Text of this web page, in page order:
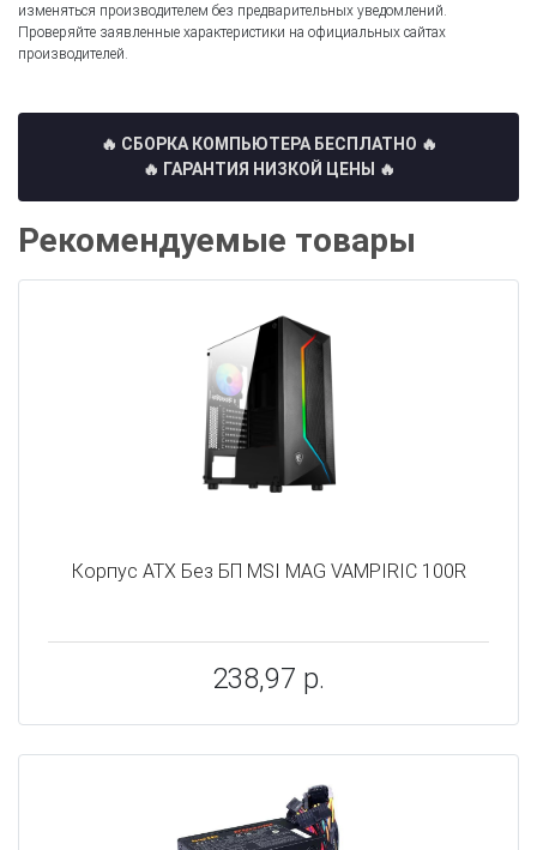
изменяться производителем без предварительных уведомлений.
Проверяйте заявленные характеристики на официальных сайтах
производителей.
🔥 СБОРКА КОМПЬЮТЕРА БЕСПЛАТНО 🔥
🔥 ГАРАНТИЯ НИЗКОЙ ЦЕНЫ 🔥
Рекомендуемые товары
Корпус ATX Без БП MSI MAG VAMPIRIC 100R
238,97 р.